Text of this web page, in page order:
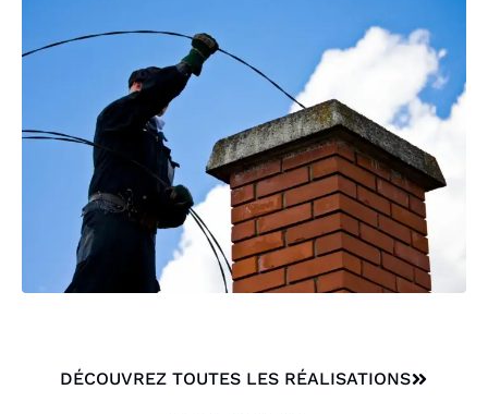
DÉCOUVREZ TOUTES LES RÉALISATIONS